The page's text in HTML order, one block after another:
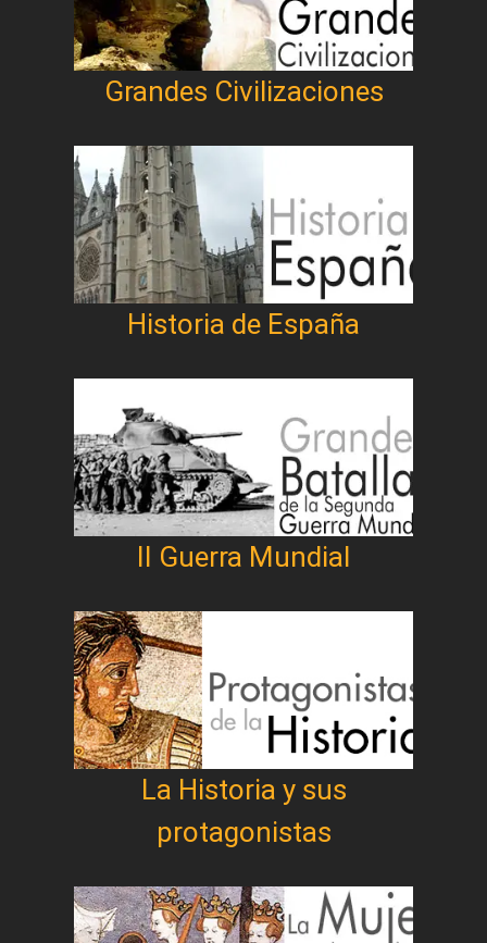
Grandes Civilizaciones
Historia de España
II Guerra Mundial
La Historia y sus
protagonistas